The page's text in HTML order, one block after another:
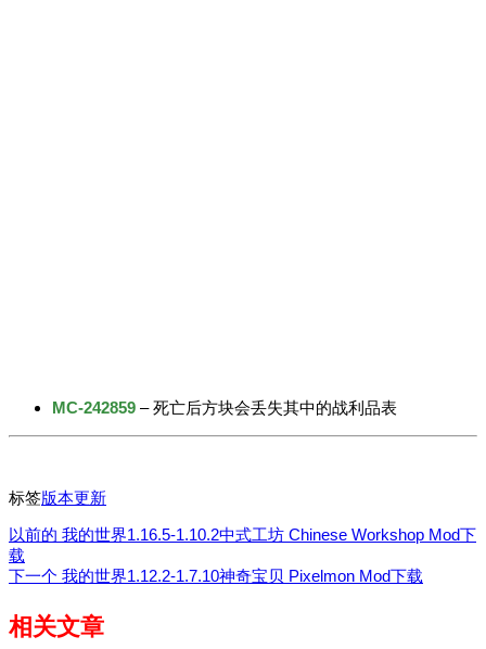
MC-242859 – 死亡后方块会丢失其中的战利品表
标签版本更新
以前的 我的世界1.16.5-1.10.2中式工坊 Chinese Workshop Mod下
载
下一个 我的世界1.12.2-1.7.10神奇宝贝 Pixelmon Mod下载
相关文章